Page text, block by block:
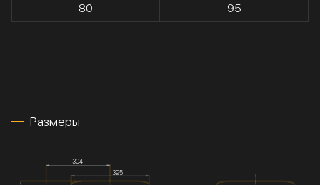
80
95
Размеры
304
395